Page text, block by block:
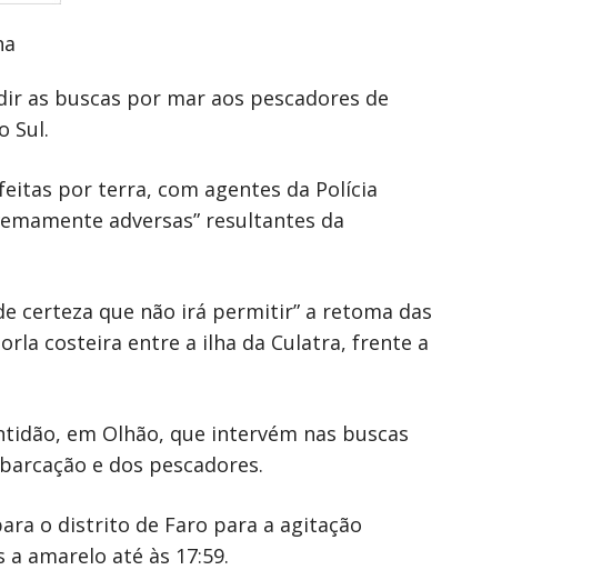
as buscas por mar aos pescadores de
Sul.
por terra, com agentes da Polícia
adversas” resultantes da
certeza que não irá permitir” a retoma das
costeira entre a ilha da Culatra, frente a
em Olhão, que intervém nas buscas
e dos pescadores.
o distrito de Faro para a agitação
amarelo até às 17:59.